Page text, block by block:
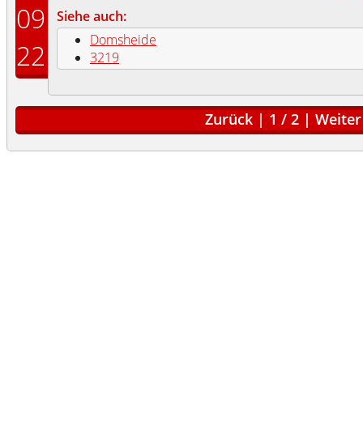
09
22
Siehe auch:
Domsheide
3219
Zurück | 1 / 2 | Weiter